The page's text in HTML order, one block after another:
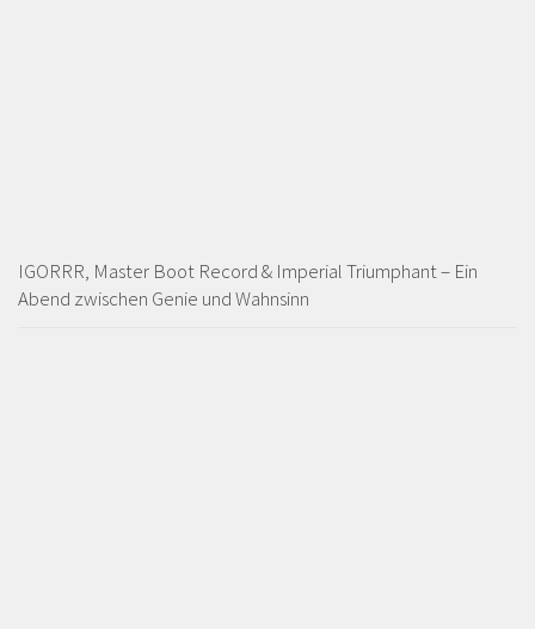
IGORRR, Master Boot Record & Imperial Triumphant – Ein
Abend zwischen Genie und Wahnsinn